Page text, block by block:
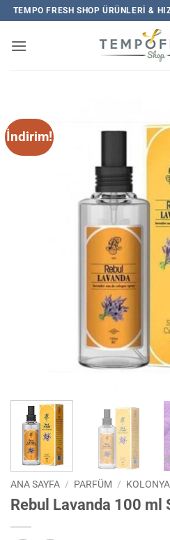
İçeriğe
atla
TEMPO FRESH SHOP ÜRÜNLERI &
İndirim!
ANA SAYFA / PARFÜM / KOLONYA
Rebul Lavanda 100 ml